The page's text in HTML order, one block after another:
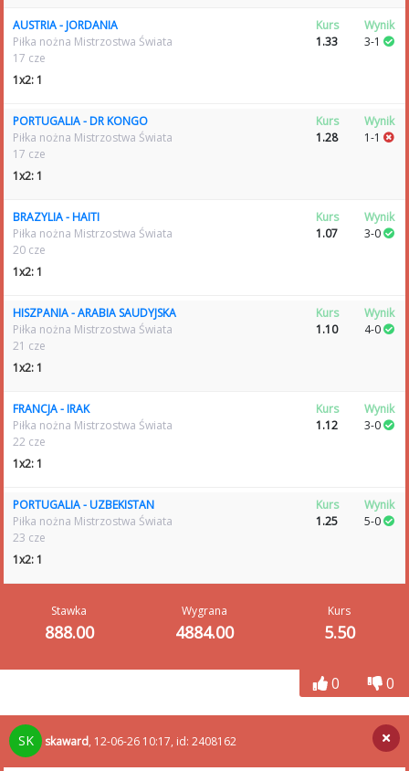
AUSTRIA - JORDANIA
Piłka nożna Mistrzostwa Świata
17 cze
1x2: 1
Kurs
1.33
Wynik
3-1
PORTUGALIA - DR KONGO
Piłka nożna Mistrzostwa Świata
17 cze
1x2: 1
Kurs
1.28
Wynik
1-1
BRAZYLIA - HAITI
Piłka nożna Mistrzostwa Świata
20 cze
1x2: 1
Kurs
1.07
Wynik
3-0
HISZPANIA - ARABIA SAUDYJSKA
Piłka nożna Mistrzostwa Świata
21 cze
1x2: 1
Kurs
1.10
Wynik
4-0
FRANCJA - IRAK
Piłka nożna Mistrzostwa Świata
22 cze
1x2: 1
Kurs
1.12
Wynik
3-0
PORTUGALIA - UZBEKISTAN
Piłka nożna Mistrzostwa Świata
23 cze
1x2: 1
Kurs
1.25
Wynik
5-0
Stawka
888.00
Wygrana
4884.00
Kurs
5.50
0 0
SK skaward, 12-06-26 10:17, id: 2408162